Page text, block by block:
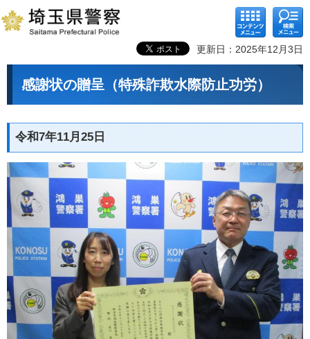
コンテ
ンツメ
ニュー
検索メ
ニュー
更新日：2025年12月3日
感謝状の贈呈（特殊詐欺水際防止功労）
令和7年11月25日